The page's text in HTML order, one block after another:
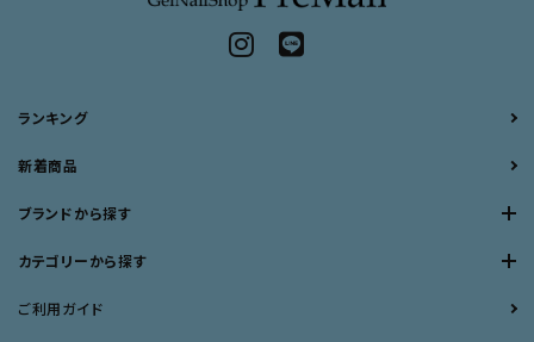
ランキング
新着商品
ブランドから探す
カテゴリーから探す
ご利用ガイド